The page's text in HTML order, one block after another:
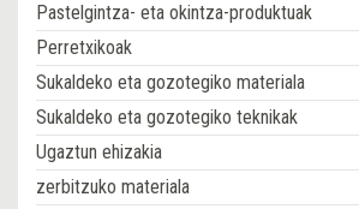
Pastelgintza- eta okintza-produktuak
Perretxikoak
Sukaldeko eta gozotegiko materiala
Sukaldeko eta gozotegiko teknikak
Ugaztun ehizakia
zerbitzuko materiala